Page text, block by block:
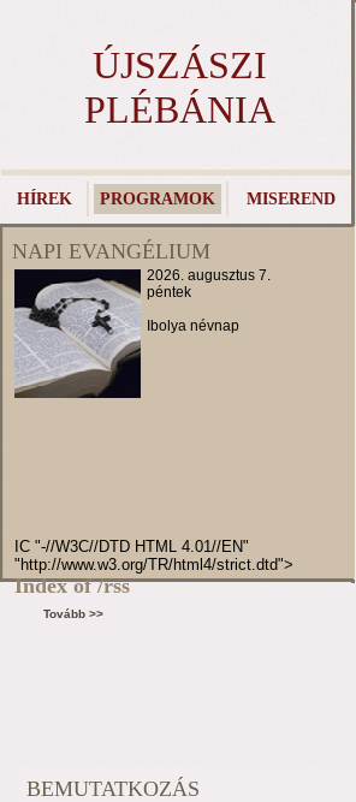
ÚJSZÁSZI
PLÉBÁNIA
HÍREK PROGRAMOK MISEREND
NAPI EVANGÉLIUM
2026. augusztus 7.
péntek
Ibolya névnap
IC "-//W3C//DTD HTML 4.01//EN"
"http://www.w3.org/TR/html4/strict.dtd">
Index of /rss
Tovább >>
BEMUTATKOZÁS